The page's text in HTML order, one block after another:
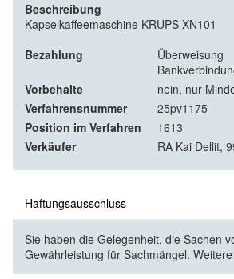
Beschreibung
Kapselkaffeemaschine KRUPS XN101
Bezahlung
Überweisung
Vorbehalte
nein, nur
Verfahrensnummer
25pv1175
Position im Verfahren
1613
Verkäufer
RA Kai Dellit,
Haftungsausschluss
Sie haben die Gelegenheit, die Sachen
Gewährleistung für Sachmängel.